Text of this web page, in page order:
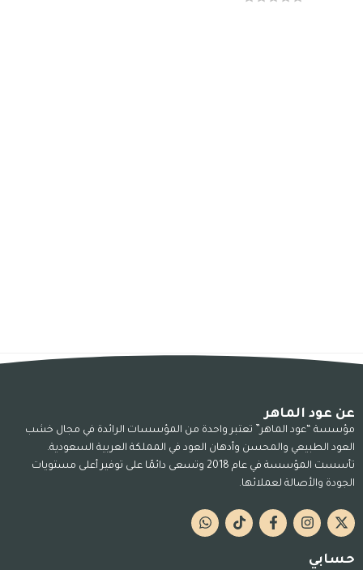
عن عود الماهر
مؤسسة “عود الماهر” تعتبر واحدة من المؤسسات الرائدة في مجال خشب
العود الطبيعي والمحسن وأدهان العود في المملكة العربية السعودية.
تأسست المؤسسة في عام 2018 وتسعى دائمًا على توفير أعلى مستويات
الجودة والأصالة لعملائها.
حسابي